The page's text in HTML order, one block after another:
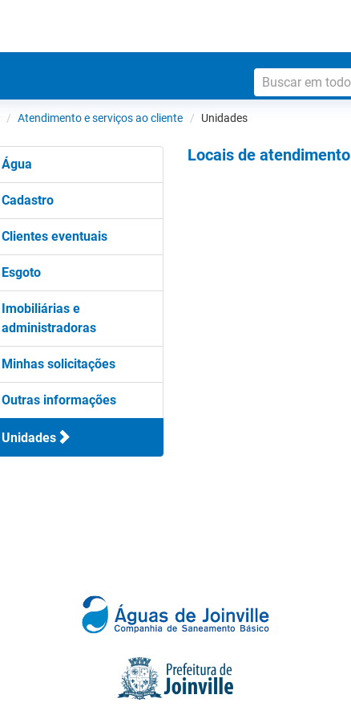
Atendimento e serviços ao cliente Unidades
Água
Cadastro
Clientes eventuais
Esgoto
Imobiliárias e
administradoras
Minhas solicitações
Outras informações
Unidades
Locais de atendimento